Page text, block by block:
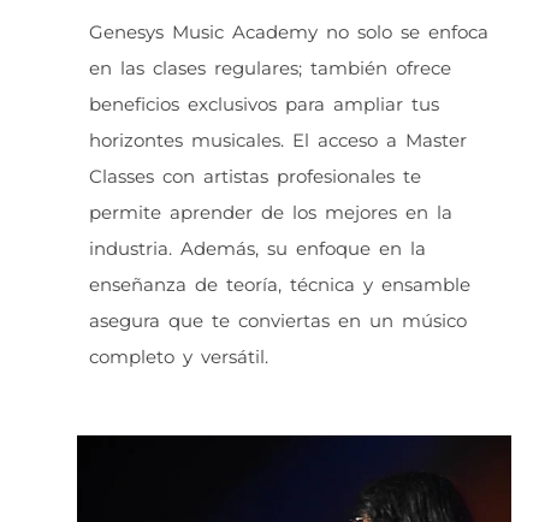
Genesys Music Academy no solo se enfoca
en las clases regulares; también ofrece
beneficios exclusivos para ampliar tus
horizontes musicales. El acceso a Master
Classes con artistas profesionales te
permite aprender de los mejores en la
industria. Además, su enfoque en la
enseñanza de teoría, técnica y ensamble
asegura que te conviertas en un músico
completo y versátil.